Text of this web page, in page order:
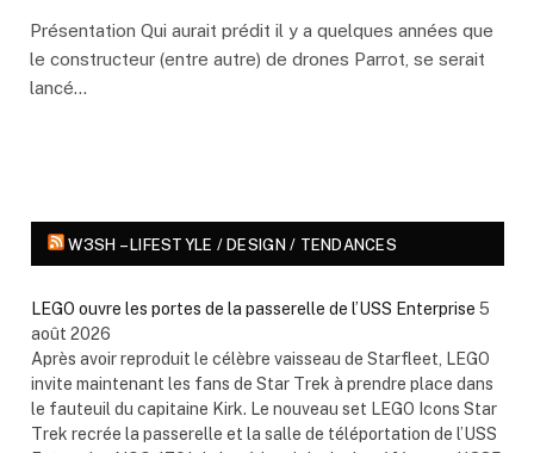
Présentation Qui aurait prédit il y a quelques années que
le constructeur (entre autre) de drones Parrot, se serait
lancé…
W3SH – LIFESTYLE / DESIGN / TENDANCES
LEGO ouvre les portes de la passerelle de l’USS Enterprise 5
août 2026
Après avoir reproduit le célèbre vaisseau de Starfleet, LEGO
invite maintenant les fans de Star Trek à prendre place dans
le fauteuil du capitaine Kirk. Le nouveau set LEGO Icons Star
Trek recrée la passerelle et la salle de téléportation de l’USS